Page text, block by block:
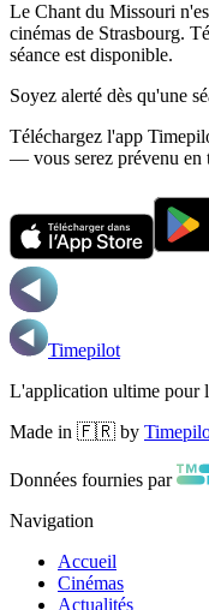
Le Chant du Missouri
cinémas de Strasbourg.
séance est disponible.
Soyez alerté dès qu'une
Téléchargez l'app
— vous serez prévenu en
Timepilot
L'application ultime pour
Made in 🇫🇷 by
Données fournies par
Navigation
Accueil
Cinémas
Actualités